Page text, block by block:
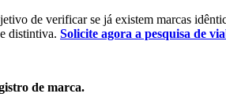
de verificar se já existem marcas
distintiva. Solicite agora a pesquisa de
de marca.